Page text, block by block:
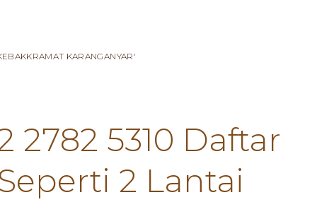
KARANGANYAR'
2782 5310 Daftar
2 Lantai